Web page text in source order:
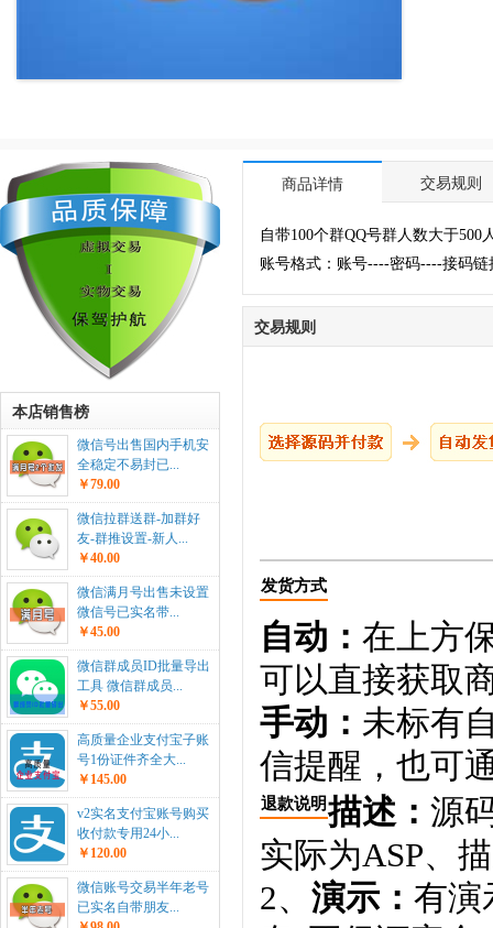
本店销售榜
微信号出售国内手机安
全稳定不易封已...
￥79.00
微信拉群送群-加群好
友-群推设置-新人...
￥40.00
微信满月号出售未设置
微信号已实名带...
￥45.00
微信群成员ID批量导出
工具 微信群成员...
￥55.00
高质量企业支付宝子账
号1份证件齐全大...
￥145.00
v2实名支付宝账号购买
收付款专用24小...
￥120.00
微信账号交易半年老号
已实名自带朋友...
商品详情 交易规则
自带100个群QQ号群人数大于
账号格式：账号----密码----接码链
交易规则
发货方式
自动： 在上方
可以直接获取
手动： 未标有
信提醒，也可
退款说明描述： 源
实际为ASP、
2、 演示： 有演